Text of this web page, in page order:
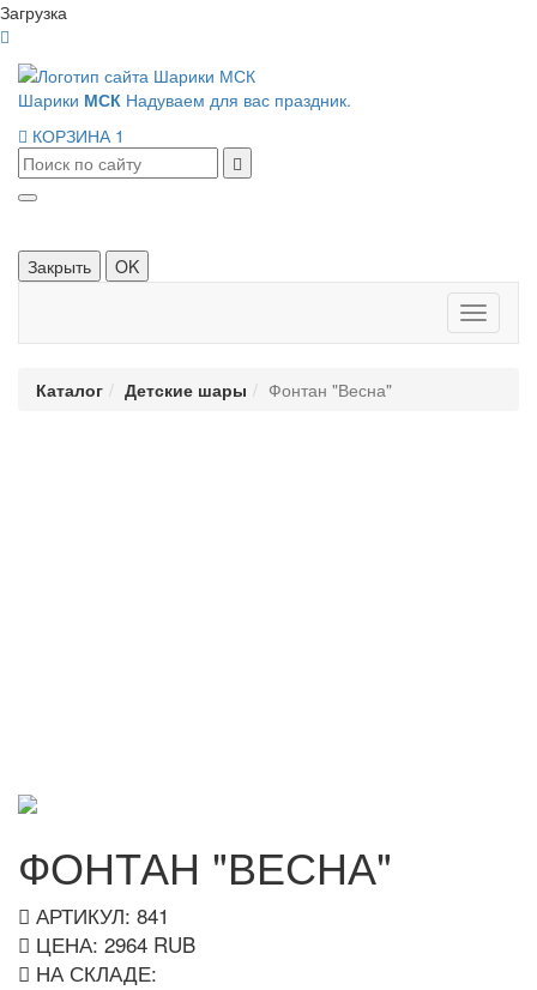
Загрузка
Шарики МСК Надуваем для вас праздник.
КОРЗИНА 1
Закрыть OK
Панель
Каталог Детские шары Фонтан "Весна"
ФОНТАН "ВЕСНА"
АРТИКУЛ: 841
ЦЕНА: 2964 RUB
НА СКЛАДЕ: